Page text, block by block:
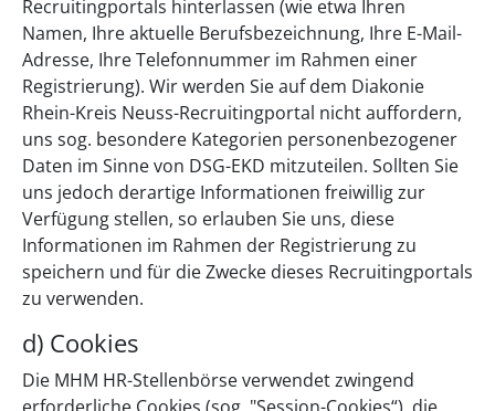
Recruitingportals hinterlassen (wie etwa Ihren
Namen, Ihre aktuelle Berufsbezeichnung, Ihre E-Mail-
Adresse, Ihre Telefonnummer im Rahmen einer
Registrierung). Wir werden Sie auf dem Diakonie
Rhein-Kreis Neuss-Recruitingportal nicht auffordern,
uns sog. besondere Kategorien personenbezogener
Daten im Sinne von DSG-EKD mitzuteilen. Sollten Sie
uns jedoch derartige Informationen freiwillig zur
Verfügung stellen, so erlauben Sie uns, diese
Informationen im Rahmen der Registrierung zu
speichern und für die Zwecke dieses Recruitingportals
zu verwenden.
d) Cookies
Die MHM HR-Stellenbörse verwendet zwingend